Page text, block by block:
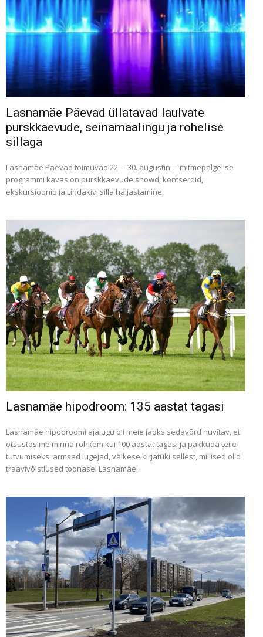
Lasnamäe Päevad üllatavad laulvate
purskkaevude, seinamaalingu ja rohelise
sillaga
Lasnamäe Päevad toimuvad 22. – 30. augustini – mitmepalgelise
programmi kavas on purskkaevude showd, kontserdid,
ekskursioonid ja Lindakivi silla haljastamine.
Lasnamäe hipodroom: 135 aastat tagasi
Lasnamäe hipodroomi ajalugu oli meie jaoks sedavõrd huvitav, et
otsustasime minna rohkem kui 100 aastat tagasi ja pakkuda teile
tutvumiseks, armsad lugejad, väikese kirjatüki sellest, millised olid
traavivõistlused toonasel Lasnamäel.